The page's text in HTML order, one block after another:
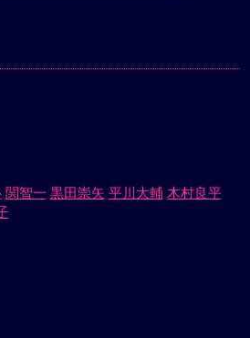
関智一 黒田崇矢 平川大輔 木村良平